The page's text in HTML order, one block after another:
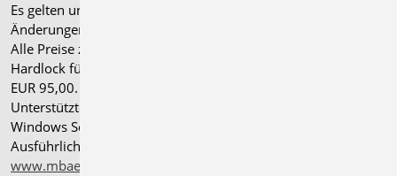
Es gelten unsere
Änderungen und Irrtümer vorbehalten.
Alle Preise zzgl. Versandkosten und gesetzlicher MwSt.
Hardlock für Einzelplatzlizenz, je Arbeitsplatz erforderlich
EUR 95,00. Folgelizenz-/Netzwerkbedingungen auf Anfrage.
Unterstützte Betriebssysteme: Windows
Windows Server 2025 mit Windows Terminal Server.
Ausführliche Informationen auf
www.mbaec.de/service/systemvoraussetzungen